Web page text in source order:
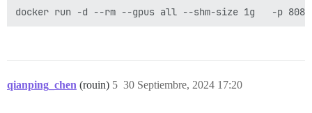
qianping_chen (rouin) 30 Septiembre, 2024 17:20
5